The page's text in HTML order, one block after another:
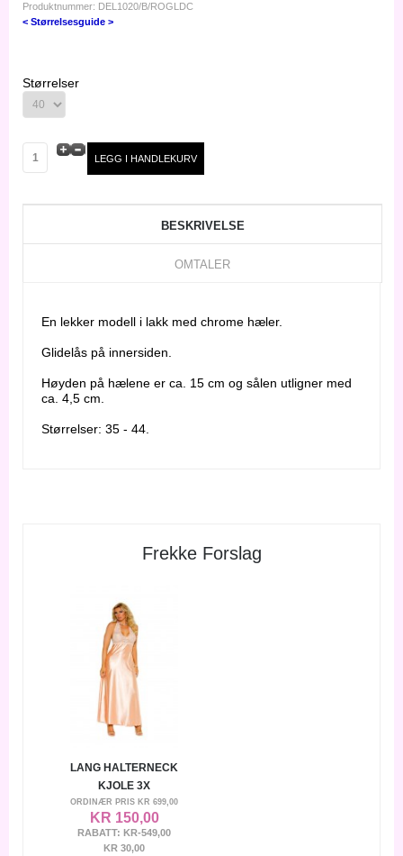
Produktnummer: DEL1020/B/ROGLDC
< Størrelsesguide >
Størrelser
BESKRIVELSE
OMTALER
En lekker modell i lakk med chrome hæler.
Glidelås på innersiden.
Høyden på hælene er ca. 15 cm og sålen utligner med
ca. 4,5 cm.
Størrelser: 35 - 44.
Frekke Forslag
LANG HALTERNECK
KJOLE 3X
ORDINÆR PRIS KR 699,00
KR 150,00
RABATT: KR-549,00
KR 30,00